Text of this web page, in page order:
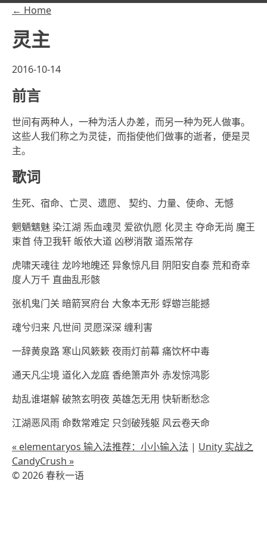
← Home
灵主
2016-10-14
前言
世间有两种人，一种为活人办差，而另一种为死人做事。
这些人我们称之为灵徒，而指使他们做事的逝者，便是灵
主。
歌词
生死、宿命、亡灵、遗愿、 契约、力量、使命、无憾
魍魉魑魅 染江湖 炁血魂灵 爱欲仇愿 化灵主 夺命无尚 魔王
束首 侍卫我轩 皈依大道 凶秽消散 道炁常存
虎啸天魂往 龙吟地魄还 异象惊凡目 阴阳安自泰 荒和奇幸
度人万千 直曲乱形骸
张机鬼门关 暗箭冥府台 大象本无形 蜉蝣岂能撼
魂兮归来 凡世间 灵愿深深 缠利害
一辞黄泉路 寒山风簌簌 夜雨灯前幕 痛饮杯中毒
通天凡尘境 道化入龙庭 香绝箫声外 赤发惊鸿影
劫乱谁堪解 破煞玄明夜 英雄怎无用 快斩断愁念
江湖恶风雨 命数常难定 只剑破残躯 风云卷天命
« elementaryos 输入法推荐：小小输入法 | Unity 实战之
CandyCrush »
© 2026 春秋一语